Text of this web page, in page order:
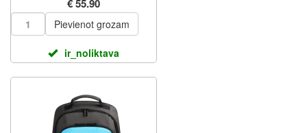
€ 55.90
Pievienot grozam
ir_noliktava